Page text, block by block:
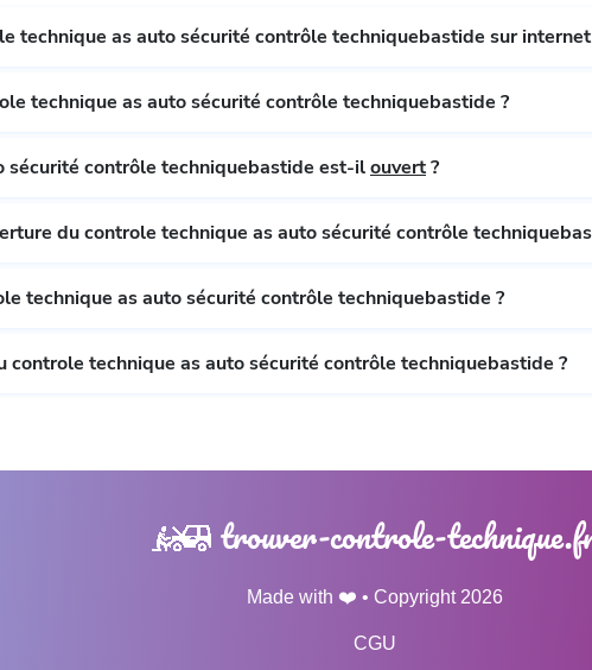
technique as auto sécurité contrôle techniquebastide sur internet
technique as auto sécurité contrôle techniquebastide ?
Le controle technique as auto sécurité contrôle techniquebastide est-ilouvert?
du controle technique as auto sécurité contrôle
technique as auto sécurité contrôle techniquebastide ?
controle technique as auto sécurité contrôle techniquebastide ?
trouver-controle-
Made with ❤️ • Copyright 2026
CGU